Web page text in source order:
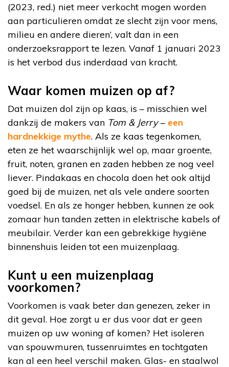
(2023, red.) niet meer verkocht mogen worden
aan particulieren omdat ze slecht zijn voor mens,
milieu en andere dieren’, valt dan in een
onderzoeksrapport te lezen. Vanaf 1 januari 2023
is het verbod dus inderdaad van kracht.
Waar komen muizen op af?
Dat muizen dol zijn op kaas, is – misschien wel
dankzij de makers van Tom & Jerry– een
hardnekkige mythe. Als ze kaas tegenkomen,
eten ze het waarschijnlijk wel op, maar groente,
fruit, noten, granen en zaden hebben ze nog veel
liever. Pindakaas en chocola doen het ook altijd
goed bij de muizen, net als vele andere soorten
voedsel. En als ze honger hebben, kunnen ze ook
zomaar hun tanden zetten in elektrische kabels of
meubilair. Verder kan een gebrekkige hygiëne
binnenshuis leiden tot een muizenplaag.
Kunt u een muizenplaag
voorkomen?
Voorkomen is vaak beter dan genezen, zeker in
dit geval. Hoe zorgt u er dus voor dat er geen
muizen op uw woning af komen? Het isoleren
van spouwmuren, tussenruimtes en tochtgaten
kan al een heel verschil maken. Glas- en staalwol